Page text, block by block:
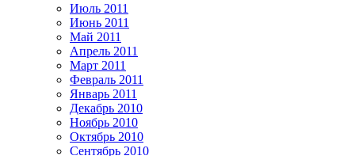
Июль 2011
Июнь 2011
Май 2011
Апрель 2011
Март 2011
Февраль 2011
Январь 2011
Декабрь 2010
Ноябрь 2010
Октябрь 2010
Сентябрь 2010